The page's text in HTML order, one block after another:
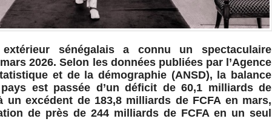
sénégalais a connu un spectaculaire
2026. Selon les données publiées par l’Agence
et de la démographie (ANSD), la balance
est passée d’un déficit de 60,1 milliards de
un excédent de 183,8 milliards de FCFA en mars,
de près de 244 milliards de FCFA en un seul